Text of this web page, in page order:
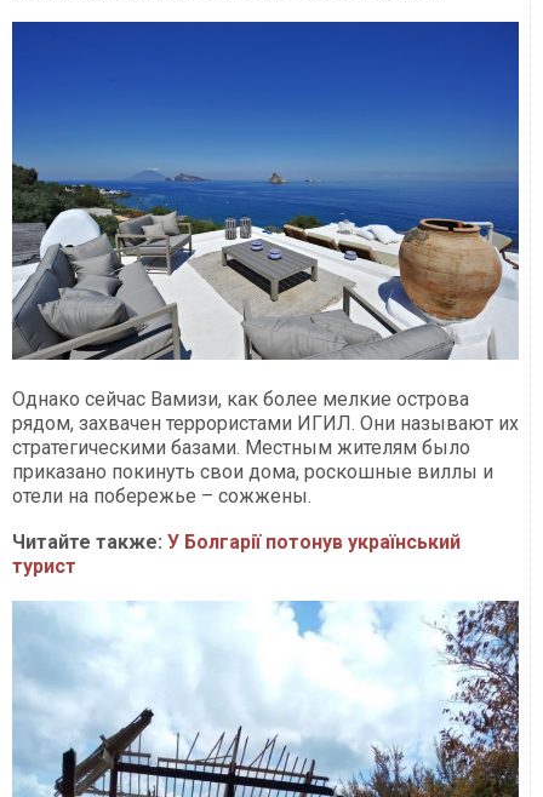
Однако сейчас Вамизи, как более мелкие острова
рядом, захвачен террористами ИГИЛ. Они называют их
стратегическими базами. Местным жителям было
приказано покинуть свои дома, роскошные виллы и
отели на побережье – сожжены.
Читайте также: У Болгарії потонув український
турист